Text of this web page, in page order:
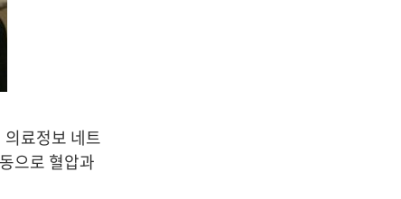
료정보 네트
으로 혈압과